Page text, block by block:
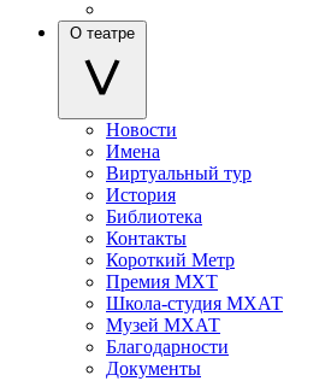
О театре
Новости
Имена
Виртуальный тур
История
Библиотека
Контакты
Короткий Метр
Премия МХТ
Школа-студия МХАТ
Музей МХАТ
Благодарности
Документы